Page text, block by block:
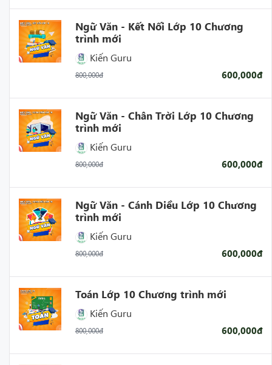
Ngữ Văn - Kết Nối Lớp 10 Chương
trình mới
Kiến Guru
800,000đ 600,000đ
Ngữ Văn - Chân Trời Lớp 10 Chương
trình mới
Kiến Guru
800,000đ 600,000đ
Ngữ Văn - Cánh Diều Lớp 10 Chương
trình mới
Kiến Guru
800,000đ 600,000đ
Toán Lớp 10 Chương trình mới
Kiến Guru
800,000đ 600,000đ